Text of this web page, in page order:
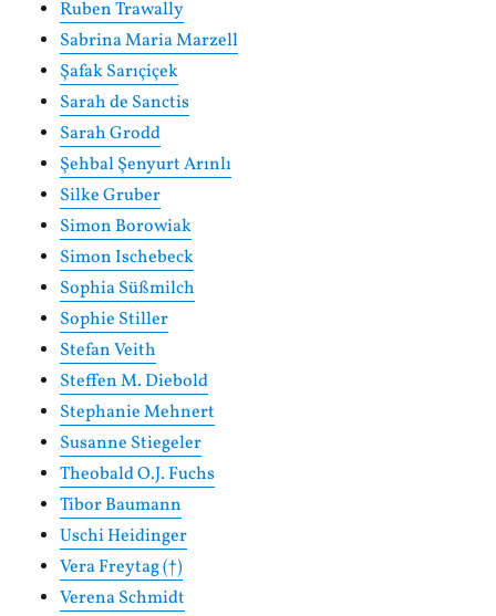
Ruben Trawally
Sabrina Maria Marzell
Şafak Sarıçiçek
Sarah de Sanctis
Sarah Grodd
Şehbal Şenyurt Arınlı
Silke Gruber
Simon Borowiak
Simon Ischebeck
Sophia Süßmilch
Sophie Stiller
Stefan Veith
Steffen M. Diebold
Stephanie Mehnert
Susanne Stiegeler
Theobald O.J. Fuchs
Tibor Baumann
Uschi Heidinger
Vera Freytag (†)
Verena Schmidt